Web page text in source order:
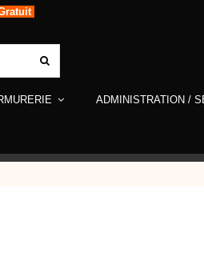
ADMINISTRATION /